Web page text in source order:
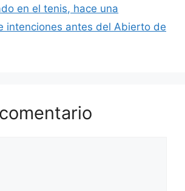
en el tenis, hace una
intenciones antes del Abierto de